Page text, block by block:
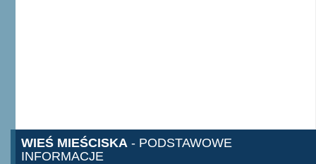
WIEŚ MIEŚCISKA - PODSTAWOWE
INFORMACJE